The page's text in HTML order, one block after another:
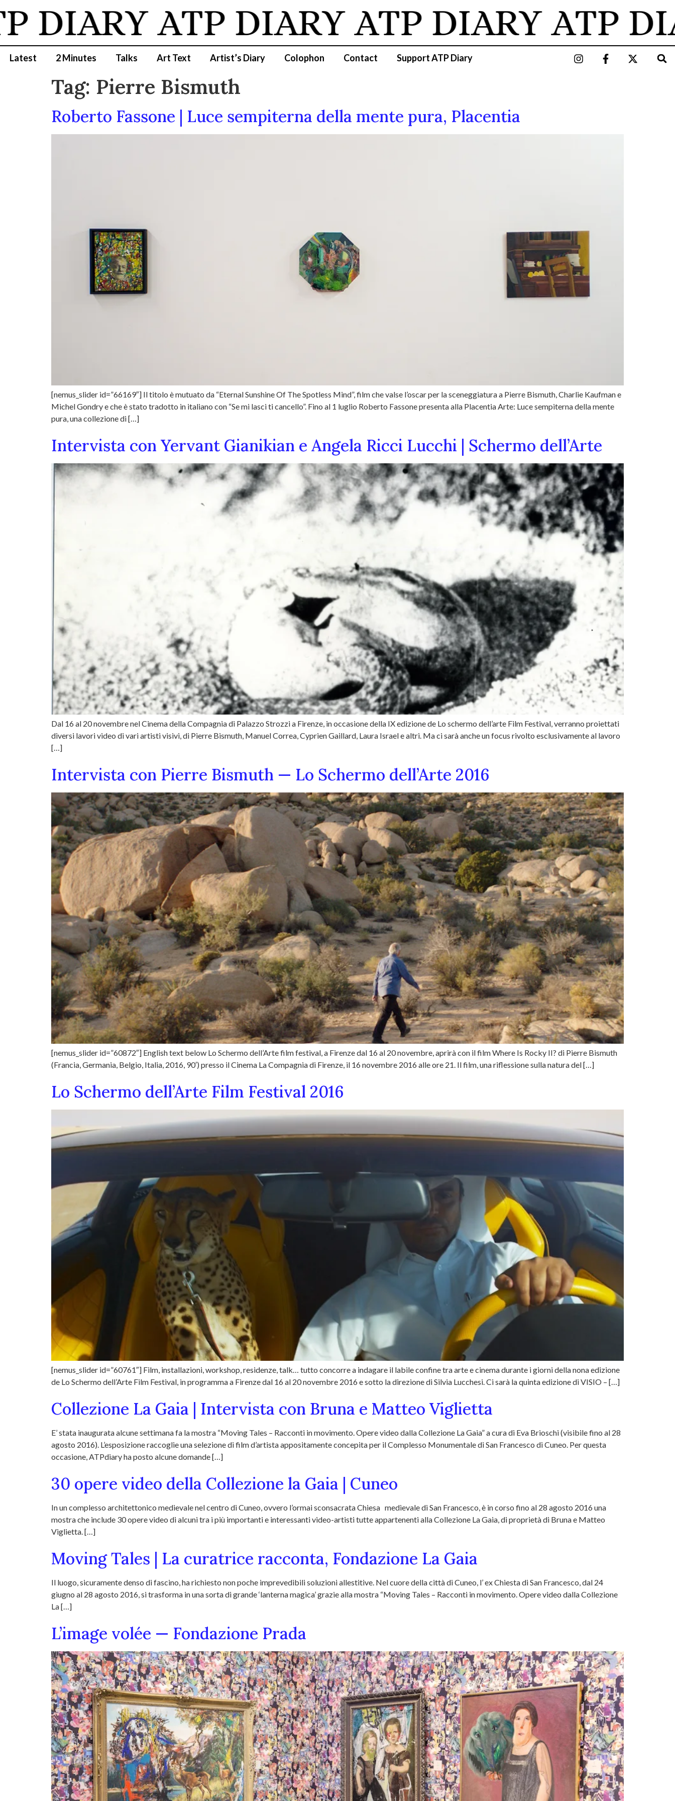
ATP DIARY ATP DIARY ATP
Latest 2 Minutes Talks Art Text Artist’s Diary Colophon Contact Support ATP Diary
Tag: Pierre Bismuth
Roberto Fassone | Luce sempiterna della mente pura, Placentia
[nemus_slider id=”66169″] Il titolo è mutuato da “Eternal Sunshine Of The Spotless Mind”, film che valse l’oscar per la sceneggiatura a Pierre Bismuth, Charlie Kaufman e
Michel Gondry e che è stato tradotto in italiano con “Se mi lasci ti cancello”. Fino al 1 luglio Roberto Fassone presenta alla Placentia Arte: Luce sempiterna della mente
pura, una collezione di […]
Intervista con Yervant Gianikian e Angela Ricci Lucchi | Schermo dell’Arte
Dal 16 al 20 novembre nel Cinema della Compagnia di Palazzo Strozzi a Firenze, in occasione della IX edizione de Lo schermo dell’arte Film Festival, verranno proiettati
diversi lavori video di vari artisti visivi, di Pierre Bismuth, Manuel Correa, Cyprien Gaillard, Laura Israel e altri. Ma ci sarà anche un focus rivolto esclusivamente al lavoro
[…]
Intervista con Pierre Bismuth — Lo Schermo dell’Arte 2016
[nemus_slider id=”60872″] English text below Lo Schermo dell’Arte film festival, a Firenze dal 16 al 20 novembre, aprirà con il film Where Is Rocky II? di Pierre Bismuth
(Francia, Germania, Belgio, Italia, 2016, 90′) presso il Cinema La Compagnia di Firenze, il 16 novembre 2016 alle ore 21. Il film, una riflessione sulla natura del […]
Lo Schermo dell’Arte Film Festival 2016
[nemus_slider id=”60761″] Film, installazioni, workshop, residenze, talk… tutto concorre a indagare il labile confine tra arte e cinema durante i giorni della nona edizione
de Lo Schermo dell’Arte Film Festival, in programma a Firenze dal 16 al 20 novembre 2016 e sotto la direzione di Silvia Lucchesi. Ci sarà la quinta edizione di VISIO – […]
Collezione La Gaia | Intervista con Bruna e Matteo Viglietta
E’ stata inaugurata alcune settimana fa la mostra “Moving Tales – Racconti in movimento. Opere video dalla Collezione La Gaia” a cura di Eva Brioschi (visibile fino al 28
agosto 2016). L’esposizione raccoglie una selezione di film d’artista appositamente concepita per il Complesso Monumentale di San Francesco di Cuneo. Per questa
occasione, ATPdiary ha posto alcune domande […]
30 opere video della Collezione la Gaia | Cuneo
In un complesso architettonico medievale nel centro di Cuneo, ovvero l’ormai sconsacrata Chiesa medievale di San Francesco, è in corso fino al 28 agosto 2016 una
mostra che include 30 opere video di alcuni tra i più importanti e interessanti video-artisti tutte appartenenti alla Collezione La Gaia, di proprietà di Bruna e Matteo
Viglietta. […]
Moving Tales | La curatrice racconta, Fondazione La Gaia
Il luogo, sicuramente denso di fascino, ha richiesto non poche imprevedibili soluzioni allestitive. Nel cuore della città di Cuneo, l’ ex Chiesta di San Francesco, dal 24
giugno al 28 agosto 2016, si trasforma in una sorta di grande ‘lanterna magica’ grazie alla mostra “Moving Tales – Racconti in movimento. Opere video dalla Collezione
La […]
L’image volée — Fondazione Prada